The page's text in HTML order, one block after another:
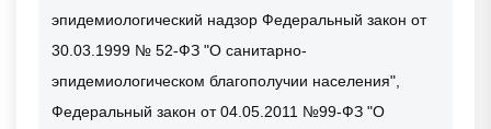
эпидемиологический надзор Федеральный закон от
30.03.1999 № 52-ФЗ "О санитарно-
эпидемиологическом благополучии населения",
Федеральный закон от 04.05.2011 №99-ФЗ "О